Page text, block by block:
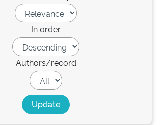
In order
Authors/record